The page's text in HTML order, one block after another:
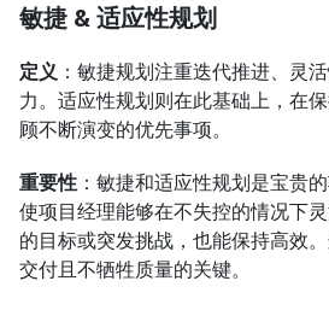
敏捷 & 适应性规划
定义 ：敏捷规划注重迭代推进、灵
力。适应性规划则在此基础上，在
顾不断演变的优先事项。
重要性 ：敏捷和适应性规划是宝贵
使项目经理能够在不失控的情况下
的目标或突发挑战，也能保持高效
交付且不牺牲质量的关键。